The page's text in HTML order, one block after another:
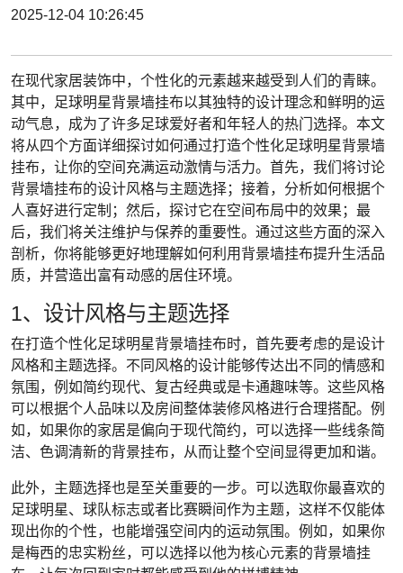
2025-12-04 10:26:45
在现代家居装饰中，个性化的元素越来越受到人们的青睐。
其中，足球明星背景墙挂布以其独特的设计理念和鲜明的运
动气息，成为了许多足球爱好者和年轻人的热门选择。本文
将从四个方面详细探讨如何通过打造个性化足球明星背景墙
挂布，让你的空间充满运动激情与活力。首先，我们将讨论
背景墙挂布的设计风格与主题选择；接着，分析如何根据个
人喜好进行定制；然后，探讨它在空间布局中的效果；最
后，我们将关注维护与保养的重要性。通过这些方面的深入
剖析，你将能够更好地理解如何利用背景墙挂布提升生活品
质，并营造出富有动感的居住环境。
1、设计风格与主题选择
在打造个性化足球明星背景墙挂布时，首先要考虑的是设计
风格和主题选择。不同风格的设计能够传达出不同的情感和
氛围，例如简约现代、复古经典或是卡通趣味等。这些风格
可以根据个人品味以及房间整体装修风格进行合理搭配。例
如，如果你的家居是偏向于现代简约，可以选择一些线条简
洁、色调清新的背景挂布，从而让整个空间显得更加和谐。
此外，主题选择也是至关重要的一步。可以选取你最喜欢的
足球明星、球队标志或者比赛瞬间作为主题，这样不仅能体
现出你的个性，也能增强空间内的运动氛围。例如，如果你
是梅西的忠实粉丝，可以选择以他为核心元素的背景墙挂